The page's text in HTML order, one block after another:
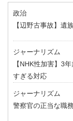
政治
【辺野古事故】遺
ジャーナリズム
【NHK性加害】3
すぎる対応
ジャーナリズム
警察官の正当な職